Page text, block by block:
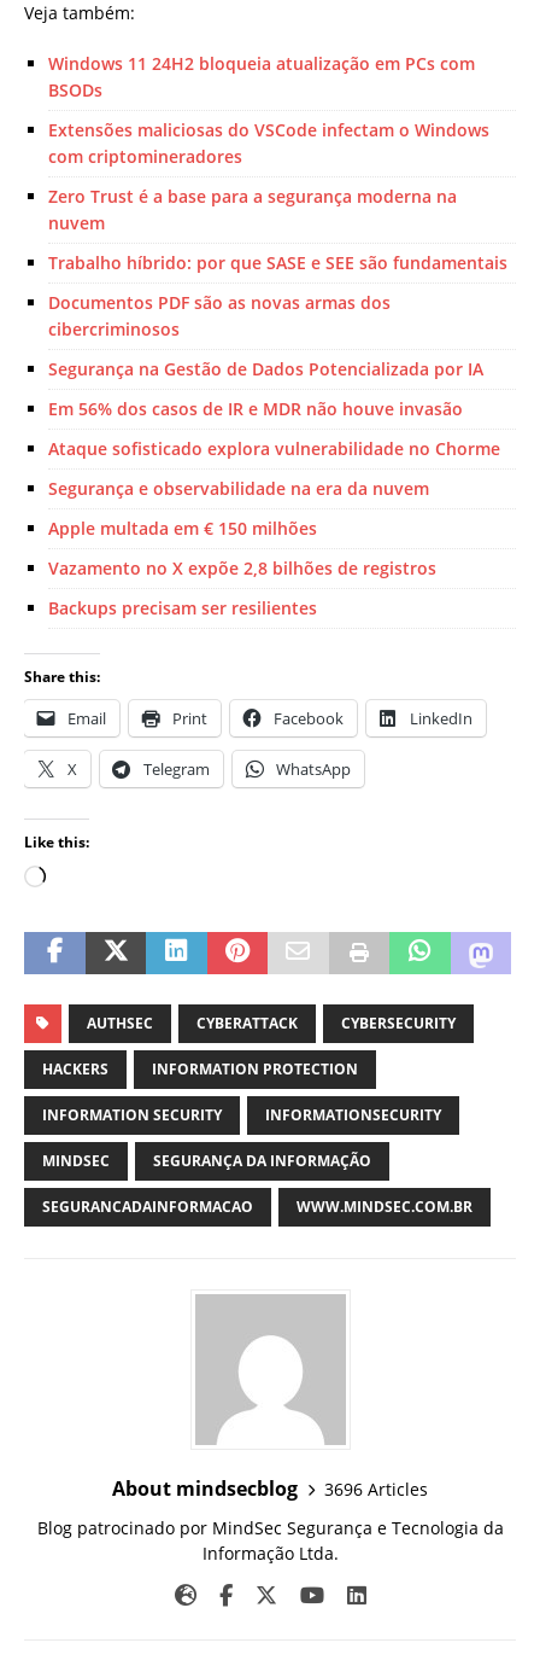
Veja também:
Windows 11 24H2 bloqueia atualização em PCs com
BSODs
Extensões maliciosas do VSCode infectam o Windows
com criptomineradores
Zero Trust é a base para a segurança moderna na
nuvem
Trabalho híbrido: por que SASE e SEE são fundamentais
Documentos PDF são as novas armas dos
cibercriminosos
Segurança na Gestão de Dados Potencializada por IA
Em 56% dos casos de IR e MDR não houve invasão
Ataque sofisticado explora vulnerabilidade no Chorme
Segurança e observabilidade na era da nuvem
Apple multada em € 150 milhões
Vazamento no X expõe 2,8 bilhões de registros
Backups precisam ser resilientes
Share this:
Email Print Facebook LinkedIn
X Telegram WhatsApp
Like this:
AUTHSEC CYBERATTACK CYBERSECURITY
HACKERS INFORMATION PROTECTION
INFORMATION SECURITY INFORMATIONSECURITY
MINDSEC SEGURANÇA DA INFORMAÇÃO
SEGURANCADAINFORMACAO WWW.MINDSEC.COM.BR
About mindsecblog
3696 Articles
Blog patrocinado por MindSec Segurança e Tecnologia da
Informação Ltda.